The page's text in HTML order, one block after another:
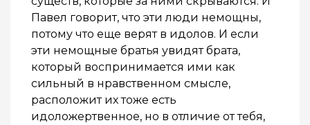
Павел говорит, что эти люди немощны,
потому что еще верят в идолов. И если
эти немощные братья увидят брата,
который воспринимается ими как
сильный в нравственном смысле,
расположит их тоже есть
идоложертвенное, но в отличие от тебя,